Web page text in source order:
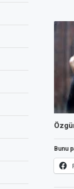
Bunu